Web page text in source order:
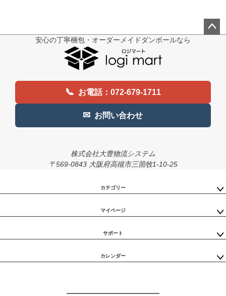
安心の丁寧梱包・オーダーメイドダンボールなら
📞 お電話：072-679-1711
✉ お問い合わせ
株式会社大豊物流システム
〒569-0843 大阪府高槻市三箇牧1-10-25
カテゴリー
マイページ
サポート
カレンダー